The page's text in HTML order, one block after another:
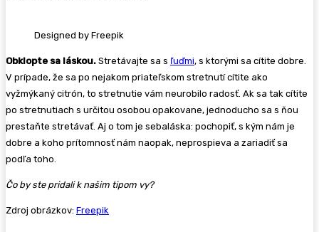
Designed by Freepik
Obklopte sa láskou. Stretávajte sa s ľuďmi, s ktorými sa cítite dobre.
V prípade, že sa po nejakom priateľskom stretnutí cítite ako
vyžmýkaný citrón, to stretnutie vám neurobilo radosť. Ak sa tak cítite
po stretnutiach s určitou osobou opakovane, jednoducho sa s ňou
prestaňte stretávať. Aj o tom je sebaláska: pochopiť, s kým nám je
dobre a koho prítomnosť nám naopak, neprospieva a zariadiť sa
podľa toho.
Čo by ste pridali k našim tipom vy?
Zdroj obrázkov: Freepik